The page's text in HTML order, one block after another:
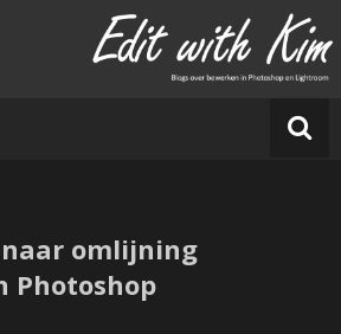
omlijning
Photoshop